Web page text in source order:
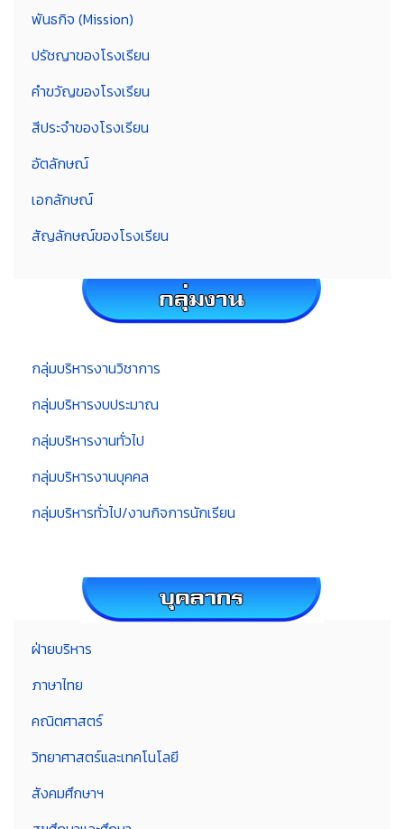
พันธกิจ (Mission)
ปรัชญาของโรงเรียน
คำขวัญของโรงเรียน
สีประจำของโรงเรียน
อัตลักษณ์
เอกลักษณ์
สัญลักษณ์ของโรงเรียน
กลุ่มบริหารงานวิชาการ
กลุ่มบริหารงบประมาณ
กลุ่มบริหารงานทั่วไป
กลุ่มบริหารงานบุคคล
กลุ่มบริหารทั่วไป/งานกิจการนักเรียน
ฝ่ายบริหาร
ภาษาไทย
คณิตศาสตร์
วิทยาศาสตร์และเทคโนโลยี
สังคมศึกษาฯ